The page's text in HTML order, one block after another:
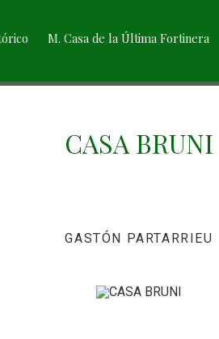
M. Casa de la Última Fortinera
CASA BRUNI
GASTÓN PARTARRIEU